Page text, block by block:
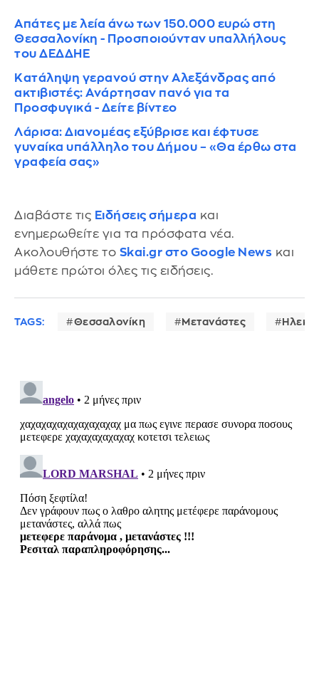
Απάτες με λεία άνω των 150.000 ευρώ στη
Θεσσαλονίκη - Προσποιούνταν υπαλλήλους
του ΔΕΔΔΗΕ
Κατάληψη γερανού στην Αλεξάνδρας από
ακτιβιστές: Ανάρτησαν πανό για τα
Προσφυγικά - Δείτε βίντεο
Λάρισα: Διανομέας εξύβρισε και έφτυσε
γυναίκα υπάλληλο του Δήμου – «Θα έρθω στα
γραφεία σας»
Διαβάστε τις Ειδήσεις σήμερα και
ενημερωθείτε για τα πρόσφατα νέα.
Ακολουθήστε το Skai.gr στο Google News και
μάθετε πρώτοι όλες τις ειδήσεις.
TAGS: Θεσσαλονίκη Μετανάστες